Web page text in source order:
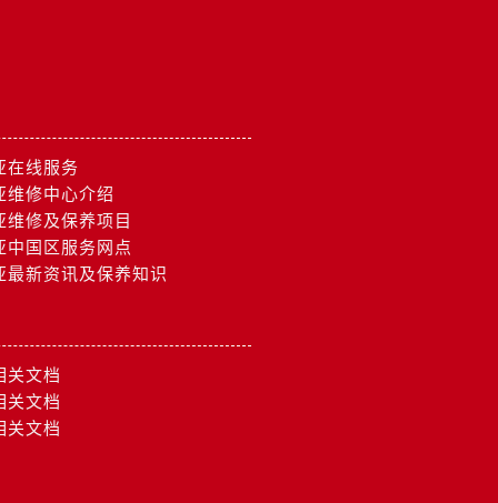
在线服务
维修中心介绍
维修及保养项目
中国区服务网点
最新资讯及保养知识
关文档
关文档
关文档